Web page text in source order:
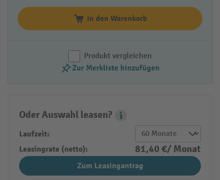
In den Warenkorb
Produkt vergleichen
Zur Merkliste hinzufügen
Oder Auswahl leasen?
Leasing Popover
Laufzeit:
Leasingrate (netto):
81,40 €/ Monat
Zum Leasingantrag